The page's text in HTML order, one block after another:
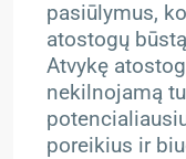
pasiūlymus,
atostogų būstą
Atvykę
nekilnojamą
poreikius ir